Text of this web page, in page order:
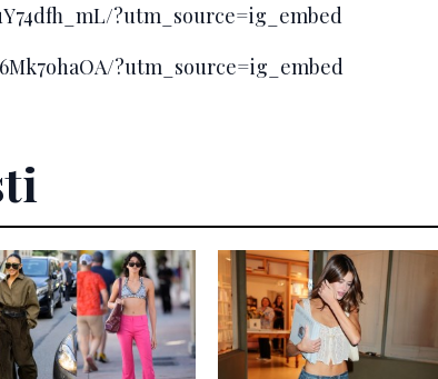
?utm_source=ig_embed
?utm_source=ig_embed